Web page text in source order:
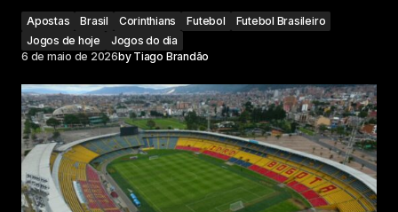
Apostas Brasil Corinthians Futebol
Futebol Brasileiro
Jogos de hoje
Jogos do dia
6 de maio de 2026by Tiago Brandão